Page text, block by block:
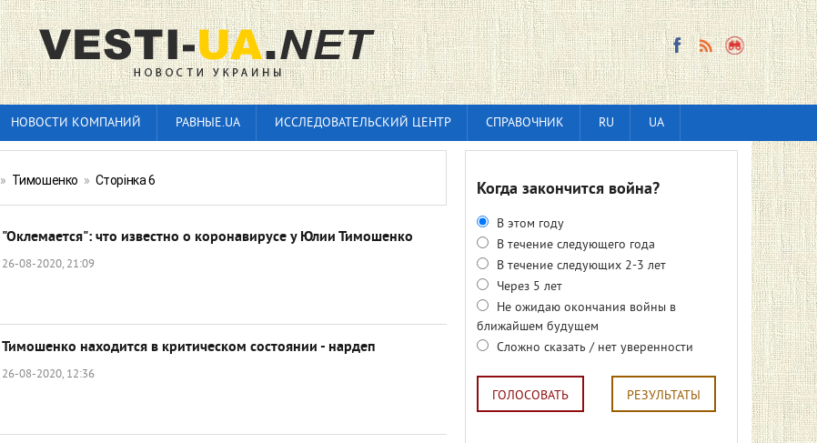
НОВОСТИ КОМПАНИЙ РАВНЫЕ.UA ИССЛЕДОВАТЕЛЬСКИЙ ЦЕНТР СПРАВОЧНИК RU UA
» Тимошенко » Сторінка 6
"Оклемается": что известно о коронавирусе у Юлии Тимошенко
26-08-2020, 21:09
Тимошенко находится в критическом состоянии - нардеп
26-08-2020, 12:36
Когда закончится война?
В этом году
В течение следующего года
В течение следующих 2-3 лет
Через 5 лет
Не ожидаю окончания войны в
ближайшем будущем
Сложно сказать / нет уверенности
ГОЛОСОВАТЬ РЕЗУЛЬТАТЫ